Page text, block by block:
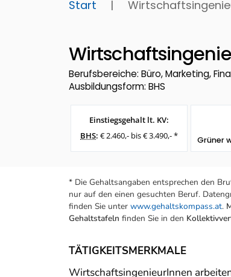
Start |
Berufsbereiche: Büro, Marketing,
Ausbildungsform: BHS
Einstiegsgehalt lt. KV:
BHS: € 2.460,- bis € 3.490,- * Grüner
* Die Gehaltsangaben entsprechen den
nur auf den einen gesuchten Beruf.
finden Sie unter www.gehaltskompass.at.
Gehaltstafeln finden Sie in den
TÄTIGKEITSMERKMALE
WirtschaftsingenieurInnen